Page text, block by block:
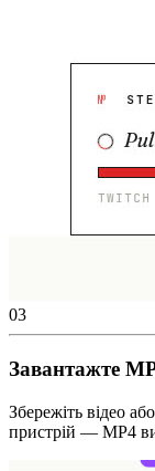
03
Завантажте
Збережіть відео
пристрій — MP4